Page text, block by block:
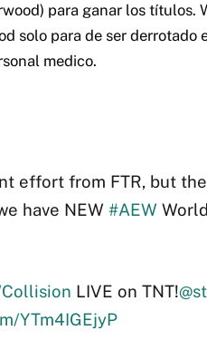
para ganar los títulos.
solo para de ser
medico.
effort from FTR, but
have NEW #AEW
LIVE on TNT!
YTm4IGEjyP